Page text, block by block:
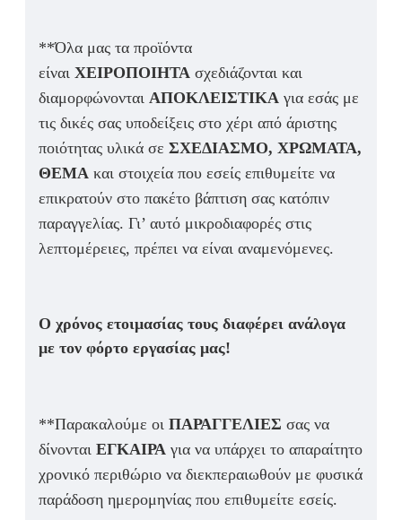
**Όλα μας τα προϊόντα
είναι ΧΕΙΡΟΠΟΙΗΤΑ σχεδιάζονται και
διαμορφώνονται ΑΠΟΚΛΕΙΣΤΙΚΑ για εσάς με
τις δικές σας υποδείξεις στο χέρι από άριστης
ποιότητας υλικά σε ΣΧΕΔΙΑΣΜΟ, ΧΡΩΜΑΤΑ,
ΘΕΜΑ και στοιχεία που εσείς επιθυμείτε να
επικρατούν στο πακέτο βάπτιση σας κατόπιν
παραγγελίας. Γι’ αυτό μικροδιαφορές στις
λεπτομέρειες, πρέπει να είναι αναμενόμενες.
Ο χρόνος ετοιμασίας τους διαφέρει ανάλογα
με τον φόρτο εργασίας μας!
**Παρακαλούμε οι ΠΑΡΑΓΓΕΛΙΕΣ σας να
δίνονται ΕΓΚΑΙΡΑ για να υπάρχει το απαραίτητο
χρονικό περιθώριο να διεκπεραιωθούν με φυσικά
παράδοση ημερομηνίας που επιθυμείτε εσείς.